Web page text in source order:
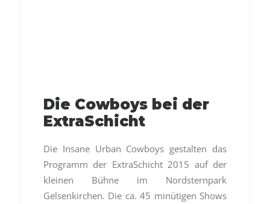
Die Cowboys bei der
ExtraSchicht
Die Insane Urban Cowboys gestalten das
Programm der ExtraSchicht 2015 auf der
kleinen Bühne im Nordsternpark
Gelsenkirchen. Die ca. 45 minütigen Shows